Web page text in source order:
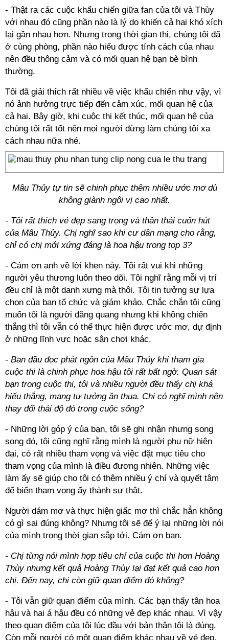
- Thật ra các cuộc khẩu chiến giữa fan của tôi và Thùy
với nhau đó cũng phần nào là lý do khiến cả hai khó xích
lại gần nhau hơn. Nhưng trong thời gian thi, chúng tôi đã
ở cùng phòng, phần nào hiểu được tính cách của nhau
nên đều thông cảm và có mối quan hệ bạn bè bình
thường.
Tôi đã giải thích rất nhiều về việc khẩu chiến như vậy, vì
nó ảnh hưởng trực tiếp đến cảm xúc, mối quan hệ của
cả hai. Bây giờ, khi cuộc thi kết thúc, mối quan hệ của
chúng tôi rất tốt nên mọi người đừng làm chúng tôi xa
cách nhau nữa nhé.
Mâu Thủy tự tin sẽ chinh phục thêm nhiều ước mơ dù
không giành ngôi vị cao nhất.
- Tôi rất thích vẻ đẹp sang trọng và thần thái cuốn hút
của Mâu Thủy. Chị nghĩ sao khi cư dân mạng cho rằng,
chỉ có chị mới xứng đáng là hoa hậu trong top 3?
- Cảm ơn anh về lời khen này. Tôi rất vui khi những
người yêu thương luôn theo dõi. Tôi nghĩ rằng mỗi vị trí
đều chỉ là một danh xưng mà thôi. Tôi tin tưởng sự lựa
chọn của ban tổ chức và giám khảo. Chắc chắn tôi cũng
muốn tôi là người đăng quang nhưng khi không chiến
thắng thì tôi vẫn có thể thực hiện được ước mơ, dự định
ở những lĩnh vực hoặc sân chơi khác.
- Ban đầu đọc phát ngôn của Mâu Thủy khi tham gia
cuộc thi là chinh phục hoa hậu tôi rất bất ngờ. Quan sát
bạn trong cuộc thi, tôi và nhiều người đều thấy chị khá
hiếu thắng, mang tư tưởng ăn thua. Chị có nghĩ mình nên
thay đổi thái độ đó trong cuộc sống?
- Những lời góp ý của bạn, tôi sẽ ghi nhận nhưng song
song đó, tôi cũng nghĩ rằng mình là người phụ nữ hiện
đại, có rất nhiều tham vọng và việc đặt mục tiêu cho
tham vọng của mình là điều đương nhiên. Những việc
làm ấy sẽ giúp cho tôi có thêm nhiều ý chí và quyết tâm
để biến tham vọng ấy thành sự thật.
Người dám mơ và thực hiện giấc mơ thì chắc hẳn không
có gì sai đúng không? Nhưng tôi sẽ để ý lại những lời nói
của mình trong thời gian sắp tới. Cám ơn bạn.
- Chị từng nói mình hợp tiêu chí của cuộc thi hơn Hoàng
Thùy nhưng kết quả Hoàng Thùy lại đạt kết quả cao hơn
chị. Đến nay, chị còn giữ quan điểm đó không?
- Tôi vẫn giữ quan điểm của mình. Các bạn thấy tân hoa
hậu và hai á hậu đều có những vẻ đẹp khác nhau. Vì vậy
theo quan điểm của tôi lúc đầu với bản thân tôi là đúng.
Còn mỗi người có một quan điểm khác nhau về vẻ đẹp.